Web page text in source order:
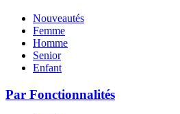
Nouveautés
Femme
Homme
Senior
Enfant
Par Fonctionnalités